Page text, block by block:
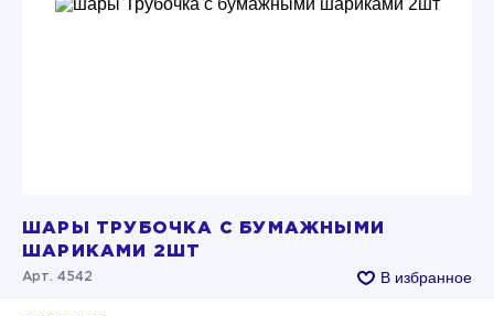
ШАРЫ ТРУБОЧКА С БУМАЖНЫМИ
ШАРИКАМИ 2ШТ
Арт. 4542 В избранное